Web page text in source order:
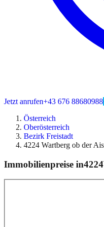
Jetzt anrufen+43 676 88680988
Österreich
Oberösterreich
Bezirk Freistadt
4224 Wartberg ob der
Immobilienpreise in4224